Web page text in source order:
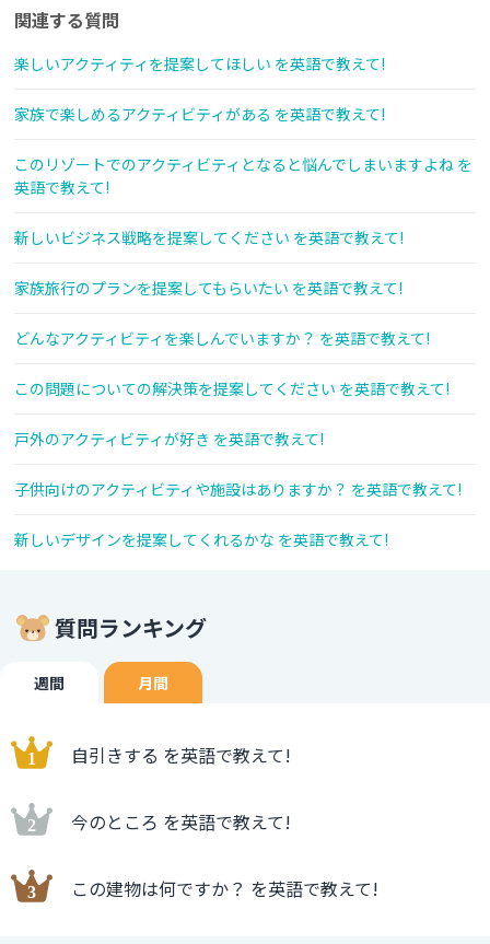
関連する質問
楽しいアクティティを提案してほしい を英語で教えて!
家族で楽しめるアクティビティがある を英語で教えて!
このリゾートでのアクティビティとなると悩んでしまいますよね を
英語で教えて!
新しいビジネス戦略を提案してください を英語で教えて!
家族旅行のプランを提案してもらいたい を英語で教えて!
どんなアクティビティを楽しんでいますか？ を英語で教えて!
この問題についての解決策を提案してください を英語で教えて!
戸外のアクティビティが好き を英語で教えて!
子供向けのアクティビティや施設はありますか？ を英語で教えて!
新しいデザインを提案してくれるかな を英語で教えて!
質問ランキング
週間 月間
自引きする を英語で教えて!
今のところ を英語で教えて!
この建物は何ですか？ を英語で教えて!